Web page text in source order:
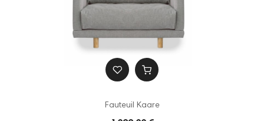
Fauteuil Kaare